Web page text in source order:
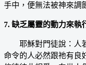
手中，便無法被神來調
7. 缺乏屬靈的動力來執
耶穌對門徒說：人若
命令的人必然跟祂有良